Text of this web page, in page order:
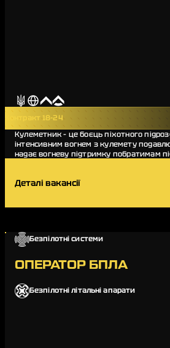
Контракт 18-24
Кулеметник – це боєць піхотного
інтенсивним вогнем з кулемету
надає вогневу підтримку побратимам
Деталі вакансії
Безпілотні системи
ОПЕРАТОР БПЛА
Безпілотні літальні апарати